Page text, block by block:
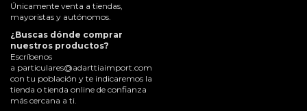
Únicamente venta a tiendas,
mayoristas y autónomos.
¿Buscas dónde comprar
nuestros productos?
Escríbenos
a particulares@adarttiaimport.com
con tu población y te indicaremos la
tienda o tienda online de confianza
más cercana a ti.